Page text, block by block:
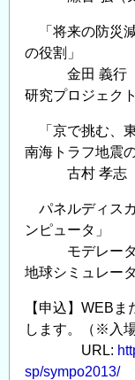
「将来の防災
の役割」
金田 義行（
研究プロジェク
「京で挑む、
南海トラフ地震
古村 孝志（
パネルディス
ンピュータ」
モデレーター
地球シミュレー
【申込】WEB
します。（※入場
URL:
sp/sympo2013/